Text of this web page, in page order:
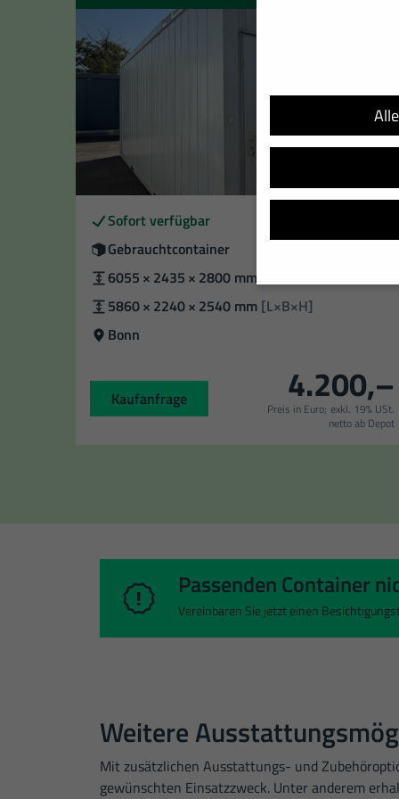
Verfügbarkeit
Sofort verfügbar
Zustand
Gebrauchtcontainer
Außenmaße
6055 × 2435 × 2800 mm
Innenmaße:
5860 × 2240 × 2540 mm [L×B×H]
Standort
Bonn
Kaufanfrage 4.200,–
Preis in Euro; exkl. 19% USt.
netto ab Depot
Passenden Container
Vereinbaren Sie jetzt einen
Weitere
Mit zusätzlichen Ausstattungs- und
gewünschten Einsatzzweck. Unter anderem
Wir verwenden Cookies
Adressen), z. B. für
Verwendung Ihrer
Hier finden Sie eine
sich weitere
Externe Medien
werden, bedarf der Zugriff
Statistik Cookies erfassen